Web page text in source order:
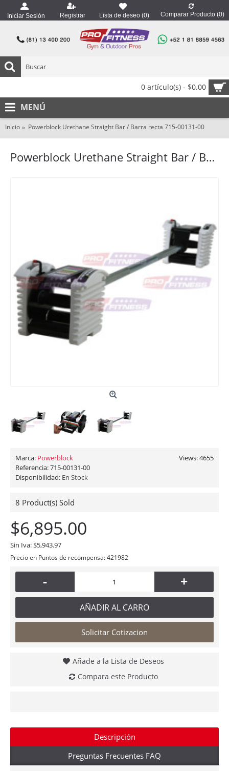
Iniciar Sesión Registrar Lista de deseo (0) Comparar Producto (0)
0 artículo(s) - $0.00
MENÚ
Inicio Powerblock Urethane Straight Bar / Barra recta 715-00131-00
Powerblock Urethane Straight Bar / Barra recta 715-00131-00
Views: 4655
Marca: Powerblock
Referencia:715-00131-00
Disponibilidad: En Stock
8 Product(s) Sold
$6,895.00
Sin Iva: $5,943.97
Precio en Puntos de recompensa: 421982
- +
AÑADIR AL CARRO
Solicitar Cotizacion
Añade a la Lista de Deseos
Compara este Producto
Descripción
Preguntas Frecuentes FAQ